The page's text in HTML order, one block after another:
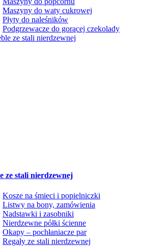
Maszyny do waty cukrowej
Płyty do naleśników
Podgrzewacze do gorącej czekolady
ze stali nierdzewnej
Kosze na śmieci i popielniczki
Listwy na bony, zamówienia
Nadstawki i zasobniki
Nierdzewne półki ścienne
Okapy – pochłaniacze par
Regały ze stali nierdzewnej